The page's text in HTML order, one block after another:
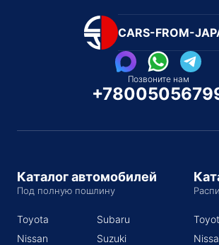
CARS-FROM-
Позвоните нам
Каталог автомобилей
Под полную пошлину
Toyota
Nissan
Subaru
Suzuki